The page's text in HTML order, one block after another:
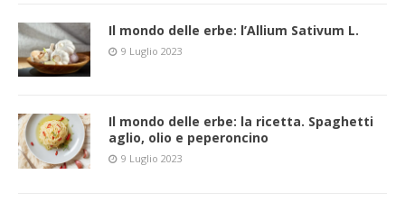
Il mondo delle erbe: l’Allium Sativum L.
9 Luglio 2023
Il mondo delle erbe: la ricetta. Spaghetti
aglio, olio e peperoncino
9 Luglio 2023